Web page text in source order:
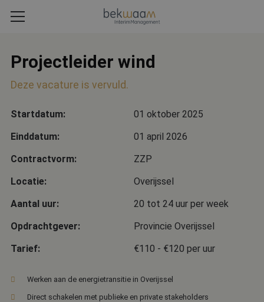
Projectleider wind
Deze vacature is vervuld.
Startdatum:
01 oktober 2025
Einddatum:
01 april 2026
Contractvorm:
ZZP
Locatie:
Overijssel
Aantal uur:
20 tot 24 uur per week
Opdrachtgever:
Provincie Overijssel
Tarief:
€110 - €120 per uur
Werken aan de energietransitie in Overijssel
Direct schakelen met publieke en private stakeholders